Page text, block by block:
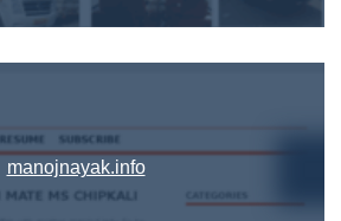
manojnayak.info